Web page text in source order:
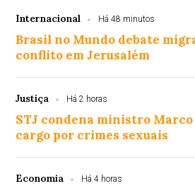
Internacional Há 48 minutos
Brasil no Mundo debate
conflito em Jerusalém
Justiça Há 2 horas
STJ condena ministro Marco
cargo por crimes sexuais
Economia Há 4 horas